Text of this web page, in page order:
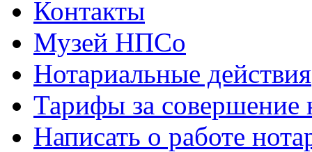
Контакты
Музей НПСо
Нотариальные действия
Тарифы за совершение
Написать о работе